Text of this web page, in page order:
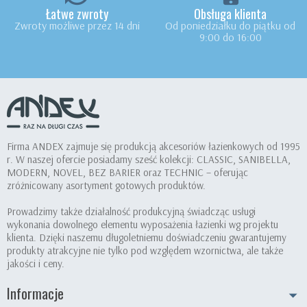
Łatwe zwroty
Zwroty możliwe przez 14 dni
Obsługa klienta
Od poniedziałku do piątku od
9:00 do 16:00
Firma ANDEX zajmuje się produkcją akcesoriów łazienkowych od 1995
r. W naszej ofercie posiadamy sześć kolekcji: CLASSIC, SANIBELLA,
MODERN, NOVEL, BEZ BARIER oraz TECHNIC – oferując
zróżnicowany asortyment gotowych produktów.
Prowadzimy także działalność produkcyjną świadcząc usługi
wykonania dowolnego elementu wyposażenia łazienki wg projektu
klienta. Dzięki naszemu długoletniemu doświadczeniu gwarantujemy
produkty atrakcyjne nie tylko pod względem wzornictwa, ale także
jakości i ceny.
Informacje